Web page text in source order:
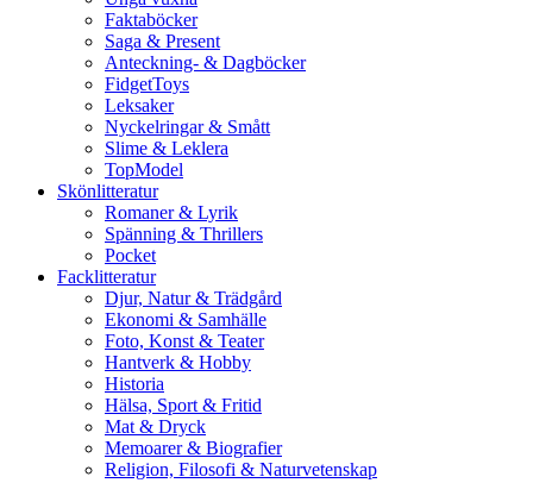
Faktaböcker
Saga & Present
Anteckning- & Dagböcker
FidgetToys
Leksaker
Nyckelringar & Smått
Slime & Leklera
TopModel
Skönlitteratur
Romaner & Lyrik
Spänning & Thrillers
Pocket
Facklitteratur
Djur, Natur & Trädgård
Ekonomi & Samhälle
Foto, Konst & Teater
Hantverk & Hobby
Historia
Hälsa, Sport & Fritid
Mat & Dryck
Memoarer & Biografier
Religion, Filosofi & Naturvetenskap